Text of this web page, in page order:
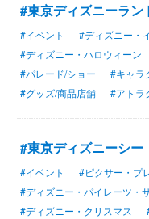
#東京ディズニーラン
#イベント #ディズニー・
#ディズニー・ハロウィーン
#パレード/ショー
#キャラ
#グッズ/商品店舗
#アトラ
#東京ディズニーシー
#イベント #ピクサー・プ
#ディズニー・パイレーツ・
#ディズニー・クリスマス